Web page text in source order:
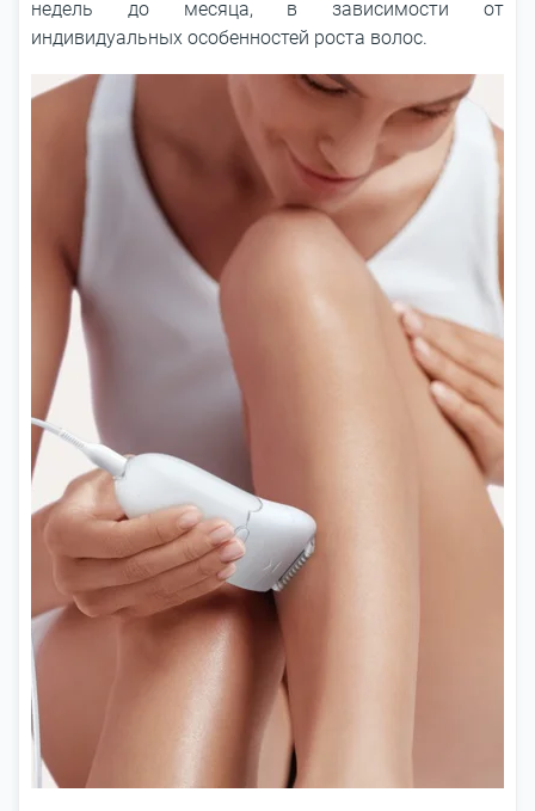
недель до месяца, в зависимости от
индивидуальных особенностей роста волос.